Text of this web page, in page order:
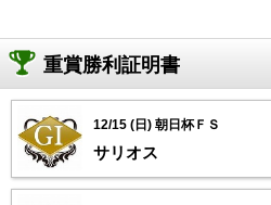
重賞勝利証明書
12/15 (日) 朝日杯ＦＳ
サリオス